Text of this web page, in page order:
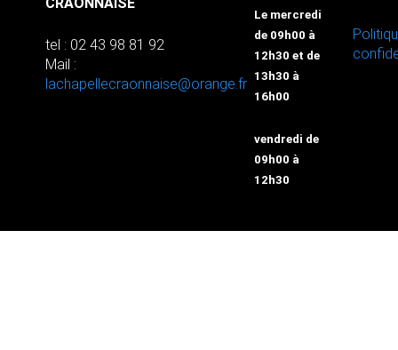
tel : 02 43 98 81 92
Mail :
lachapellecraonnaise@orange.fr
Le mercredi
de 09h00 à
12h30 et de
13h30 à
16h00
vendredi de
09h00 à
12h30